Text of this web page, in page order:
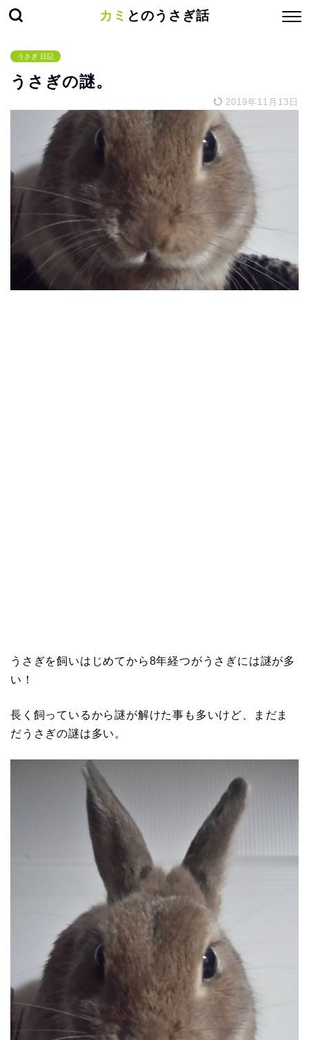
カミ とのうさぎ話
うさぎ 日記
うさぎの謎。
2019年11月13日
うさぎを飼いはじめてから8年経つがうさぎには謎が多
い！
長く飼っているから謎が解けた事も多いけど、まだま
だうさぎの謎は多い。